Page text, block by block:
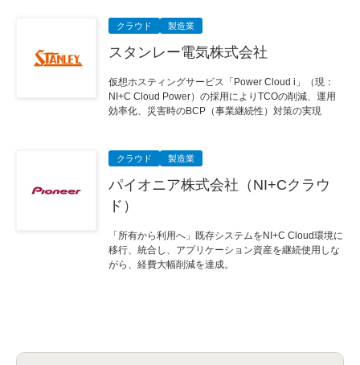
クラウド 製造業
スタンレー電気株式会社
仮想ホスティングサービス「Power Cloud i」（現：
NI+C Cloud Power）の採用によりTCOの削減、運用
効率化、災害時のBCP（事業継続性）対策の実現
クラウド 製造業
パイオニア株式会社（NI+Cクラウ
ド）
「所有から利用へ」既存システムをNI+C Cloud環境に
移行、統合し、アプリケーション資産を継続使用しな
がら、経費大幅削減を達成。